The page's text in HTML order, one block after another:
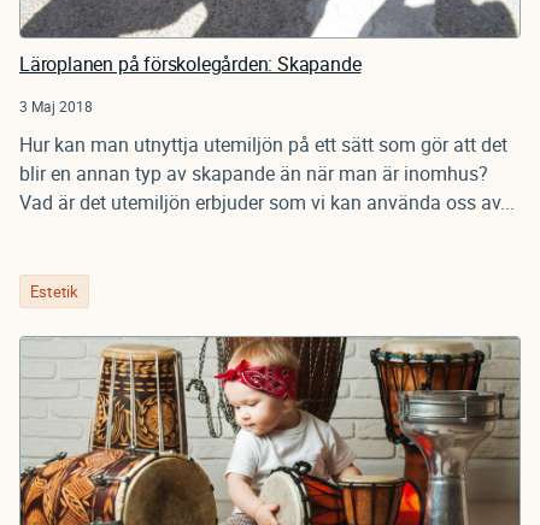
Läroplanen på förskolegården: Skapande
3 Maj 2018
Hur kan man utnyttja utemiljön på ett sätt som gör att det
blir en annan typ av skapande än när man är inomhus?
Vad är det utemiljön erbjuder som vi kan använda oss av...
Estetik